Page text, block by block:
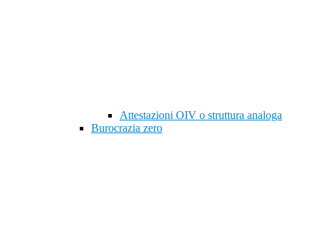
Attestazioni OIV o struttura analoga
Burocrazia zero